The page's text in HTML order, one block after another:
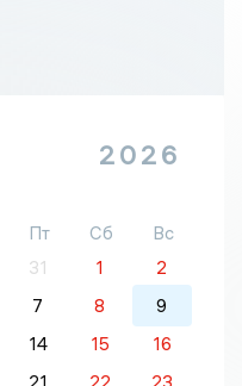
2026
Пт Сб
Вс
31 1
2
7 8
9
14 15
16
21 22
23